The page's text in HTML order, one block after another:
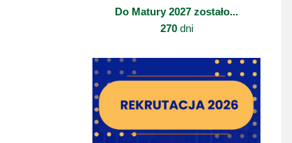
Do Matury 2027 zostało...
270dni